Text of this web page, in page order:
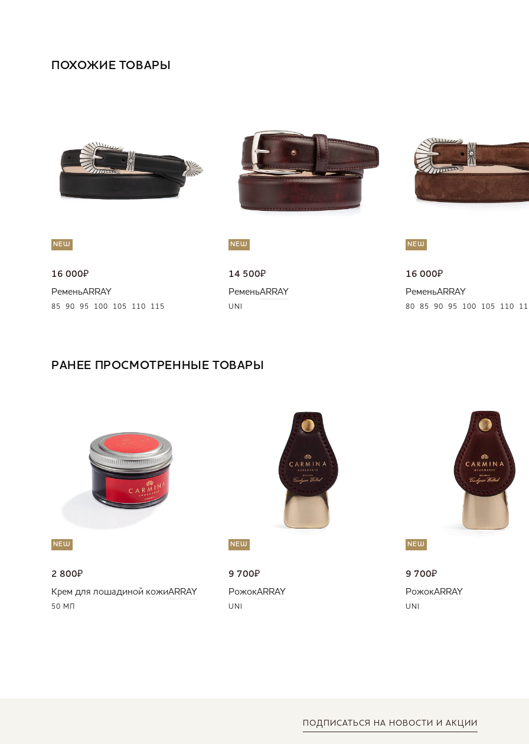
ПОХОЖИЕ ТОВАРЫ
NEW
16 000₽
РеменьARRAY
85 90 95 100 105 110 115
NEW
14 500₽
РеменьARRAY
UNI
NEW
16 000₽
РеменьARRAY
80 85 90 95 100 105 110
РАНЕЕ ПРОСМОТРЕННЫЕ ТОВАРЫ
NEW
2 800₽
Крем для лошадиной кожиARRAY
50 МЛ
NEW
9 700₽
РожокARRAY
UNI
NEW
9 700₽
РожокARRAY
UNI
ПОДПИСАТЬСЯ НА НОВОСТИ И АКЦИИ